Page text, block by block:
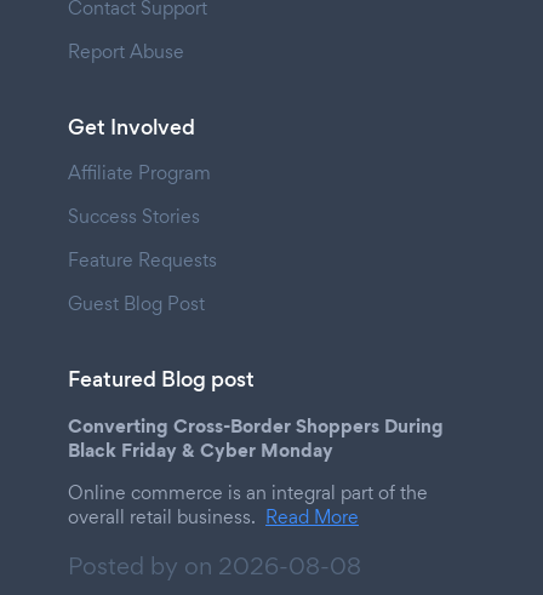
Contact Support
Report Abuse
Get Involved
Affiliate Program
Success Stories
Feature Requests
Guest Blog Post
Featured Blog post
Converting Cross-Border Shoppers During
Black Friday & Cyber Monday
Online commerce is an integral part of the
overall retail business. Read More
Posted by on 2026-08-08